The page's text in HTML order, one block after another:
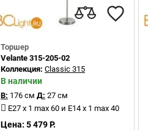
Торшер
Velante 315-205-02
Коллекция: Classic 315
В наличии
В: 176 см Д: 27 см
E27 x 1 max 60 и E14 x 1 max 40
Цена: 5 479 Р.